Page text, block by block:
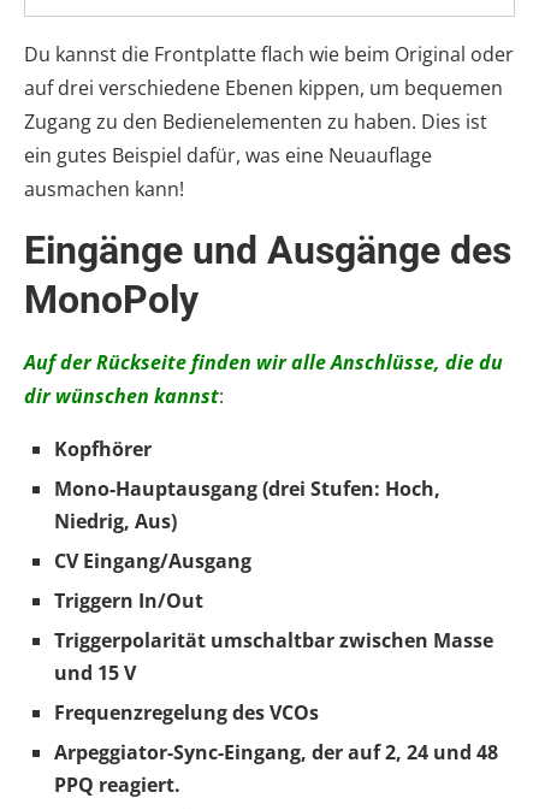
Du kannst die Frontplatte flach wie beim Original oder
auf drei verschiedene Ebenen kippen, um bequemen
Zugang zu den Bedienelementen zu haben. Dies ist
ein gutes Beispiel dafür, was eine Neuauflage
ausmachen kann!
Eingänge und Ausgänge des
MonoPoly
Auf der Rückseite finden wir alle Anschlüsse, die du
dir wünschen kannst:
Kopfhörer
Mono-Hauptausgang (drei Stufen: Hoch,
Niedrig, Aus)
CV Eingang/Ausgang
Triggern In/Out
Triggerpolarität umschaltbar zwischen Masse
und 15 V
Frequenzregelung des VCOs
Arpeggiator-Sync-Eingang, der auf 2, 24 und 48
PPQ reagiert.